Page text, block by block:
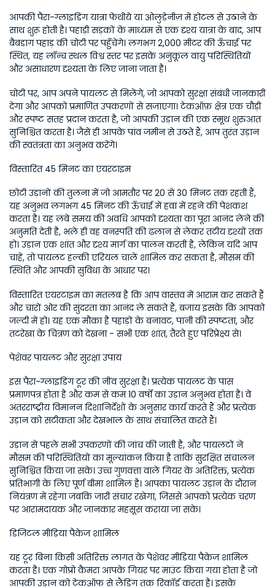
आपकी पैरा-ग्लाइडिंग यात्रा फेथीये या ओलुडेनीज़ में होटल से उठाने के
साथ शुरू होती है। पहाड़ी सड़कों के माध्यम से एक दृश्य यात्रा के बाद, आप
बैबडाग पहाड़ की चोटी पर पहुँचेंगे। लगभग 2,000 मीटर की ऊँचाई पर
स्थित, यह लॉन्च स्थल विश्व स्तर पर इसके अनुकूल वायु परिस्थितियों
और असाधारण दृश्यता के लिए जाना जाता है।
चोटी पर, आप अपने पायलट से मिलेंगे, जो आपको सुरक्षा संबंधी जानकारी
देगा और आपको प्रमाणित उपकरणों से सजाएगा। टेकऑफ़ क्षेत्र एक चौड़ी
और स्पष्ट सतह प्रदान करता है, जो आपकी उड़ान की एक स्मूथ शुरुआत
सुनिश्चित करता है। जैसे ही आपके पांव जमीन से उठते हैं, आप तुरंत उड़ान
की स्वतंत्रता का अनुभव करेंगे।
विस्तारित 45 मिनट का एयरटाइम
छोटी उड़ानों की तुलना में जो आमतौर पर 20 से 30 मिनट तक रहती हैं,
यह अनुभव लगभग 45 मिनट की ऊँचाई में हवा में रहने की पेशकश
करता है। यह लंबे समय की अवधि आपको दृश्यता का पूरा आनंद लेने की
अनुमति देती है, भले ही वह वनस्पति की ढलान से लेकर तटीय दृश्यों तक
हो। उड़ान एक शांत और दृश्य मार्ग का पालन करती है, लेकिन यदि आप
चाहें, तो पायलट हल्की एरियल चालें शामिल कर सकता है, मौसम की
स्थिति और आपकी सुविधा के आधार पर।
विस्तारित एयरटाइम का मतलब है कि आप वास्तव में आराम कर सकते हैं
और चारों ओर की सुंदरता का आनंद ले सकते हैं, बजाय इसके कि आपको
जल्दी में हो। यह एक मौका है पहाड़ों के बनावट, पानी की स्पष्टता, और
तटरेखा के चित्रण को देखना - सभी एक शांत, तैरते हुए परिप्रेक्ष्य से।
पेशेवर पायलट और सुरक्षा उपाय
इस पैरा-ग्लाइडिंग टूर की नींव सुरक्षा है। प्रत्येक पायलट के पास
प्रमाणपत्र होता है और कम से कम 10 वर्षों का उड़ान अनुभव होता है। वे
अंतरराष्ट्रीय विमानन दिशानिर्देशों के अनुसार कार्य करते हैं और प्रत्येक
उड़ान को सटीकता और देखभाल के साथ संचालित करते हैं।
उड़ान से पहले सभी उपकरणों की जांच की जाती है, और पायलटों ने
मौसम की परिस्थितियों का मूल्यांकन किया है ताकि सुरक्षित संचालन
सुनिश्चित किया जा सके। उच्च गुणवत्ता वाले गियर के अतिरिक्त, प्रत्येक
प्रतिभागी के लिए पूर्ण बीमा शामिल है। आपका पायलट उड़ान के दौरान
नियंत्रण में रहेगा जबकि जारी संचार रखेगा, जिससे आपको प्रत्येक चरण
पर आरामदायक और जानकार महसूस कराया जा सके।
डिजिटल मीडिया पैकेज शामिल
यह टूर बिना किसी अतिरिक्त लागत के पेशेवर मीडिया पैकेज शामिल
करता है। एक गोप्रो कैमरा आपके गियर पर माउंट किया गया होता है जो
आपकी उड़ान को टेकऑफ से लैंडिंग तक रिकॉर्ड करता है। इसके